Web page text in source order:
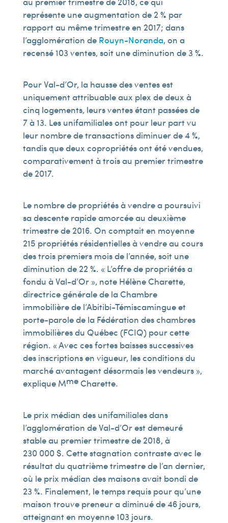
représente une augmentation de 2 % par
rapport au même trimestre en 2017; dans
l’agglomération de Rouyn-Noranda, on a
recensé 103 ventes, soit une diminution de 3 %.
Pour Val-d’Or, la hausse des ventes est
uniquement attribuable aux plex de deux à
cinq logements, leurs ventes étant passées de
7 à 13. Les unifamiliales ont pour leur part vu
leur nombre de transactions diminuer de 4 %,
tandis que deux copropriétés ont été vendues,
comparativement à trois au premier trimestre
de 2017.
Le nombre de propriétés à vendre a poursuivi
sa descente rapide amorcée au deuxième
trimestre de 2016. On comptait en moyenne
215 propriétés résidentielles à vendre au cours
des trois premiers mois de l’année, soit une
diminution de 22 %. « L’offre de propriétés a
fondu à Val-d’Or », note Hélène Charette,
directrice générale de la Chambre
immobilière de l’Abitibi-Témiscamingue et
porte-parole de la Fédération des chambres
immobilières du Québec (FCIQ) pour cette
région. « Avec ces fortes baisses successives
des inscriptions en vigueur, les conditions du
marché avantagent désormais les vendeurs »,
explique MmeCharette.
Le prix médian des unifamiliales dans
l’agglomération de Val-d’Or est demeuré
stable au premier trimestre de 2018, à
230 000 $. Cette stagnation contraste avec le
résultat du quatrième trimestre de l’an dernier,
où le prix médian des maisons avait bondi de
23 %. Finalement, le temps requis pour qu’une
maison trouve preneur a diminué de 46 jours,
atteignant en moyenne 103 jours.